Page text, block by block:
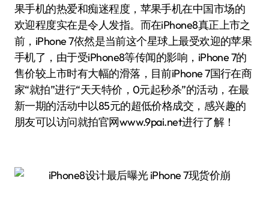
果手机的热爱和痴迷程度，苹果手机在中国市场的
欢迎程度实在是令人发指。而在iPhone8真正上市之
前，iPhone 7依然是当前这个星球上最受欢迎的苹果
手机了，由于受iPhone8等传闻的影响，iPhone 7的
售价较上市时有大幅的滑落，目前iPhone 7国行在商
家“就拍”进行“天天特价，0元起秒杀”的活动，在最
新一期的活动中以85元的超低价格成交，感兴趣的
朋友可以访问就拍官网www.9pai.net进行了解！